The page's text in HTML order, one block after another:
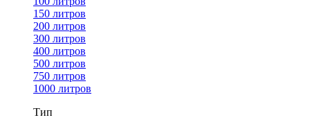
150 литров
200 литров
300 литров
400 литров
500 литров
750 литров
1000 литров
Тип